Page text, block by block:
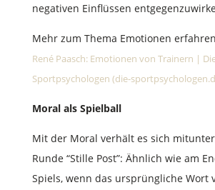
negativen Einflüssen
Mehr zum Thema Emotionen
René Paasch: Emotionen von Trainern |
Sportpsychologen (die-
Moral als Spielball
Mit der Moral verhält es sich
Runde “Stille Post”: Ähnlich wie am
Spiels, wenn das ursprüngliche Wort